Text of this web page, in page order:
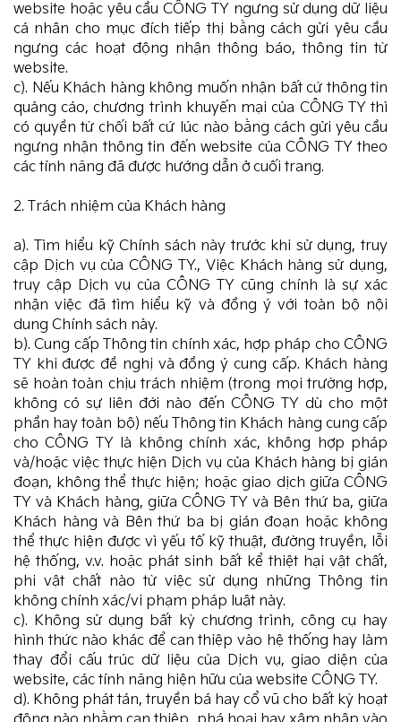
website hoặc yêu cầu CÔNG TY ngưng sử dụng dữ liệu
cá nhân cho mục đích tiếp thị bằng cách gửi yêu cầu
ngưng các hoạt động nhận thông báo, thông tin từ
website.
c). Nếu Khách hàng không muốn nhận bất cứ thông tin
quảng cáo, chương trình khuyến mại của CÔNG TY thì
có quyền từ chối bất cứ lúc nào bằng cách gửi yêu cầu
ngưng nhận thông tin đến website của CÔNG TY theo
các tính năng đã được hướng dẫn ở cuối trang.
2. Trách nhiệm của Khách hàng
a). Tìm hiểu kỹ Chính sách này trước khi sử dụng, truy
cập Dịch vụ của CÔNG TY., Việc Khách hàng sử dụng,
truy cập Dịch vụ của CÔNG TY cũng chính là sự xác
nhận việc đã tìm hiểu kỹ và đồng ý với toàn bộ nội
dung Chính sách này.
b). Cung cấp Thông tin chính xác, hợp pháp cho CÔNG
TY khi được đề nghị và đồng ý cung cấp. Khách hàng
sẽ hoàn toàn chịu trách nhiệm (trong mọi trường hợp,
không có sự liên đới nào đến CÔNG TY dù cho một
phần hay toàn bộ) nếu Thông tin Khách hàng cung cấp
cho CÔNG TY là không chính xác, không hợp pháp
và/hoặc việc thực hiện Dịch vụ của Khách hàng bị gián
đoạn, không thể thực hiện; hoặc giao dịch giữa CÔNG
TY và Khách hàng, giữa CÔNG TY và Bên thứ ba, giữa
Khách hàng và Bên thứ ba bị gián đoạn hoặc không
thể thực hiện được vì yếu tố kỹ thuật, đường truyền, lỗi
hệ thống, v.v. hoặc phát sinh bất kể thiệt hại vật chất,
phi vật chất nào từ việc sử dụng những Thông tin
không chính xác/vi phạm pháp luật này.
c). Không sử dụng bất kỳ chương trình, công cụ hay
hình thức nào khác để can thiệp vào hệ thống hay làm
thay đổi cấu trúc dữ liệu của Dịch vụ, giao diện của
website, các tính năng hiện hữu của website CÔNG TY.
d). Không phát tán, truyền bá hay cổ vũ cho bất kỳ hoạt